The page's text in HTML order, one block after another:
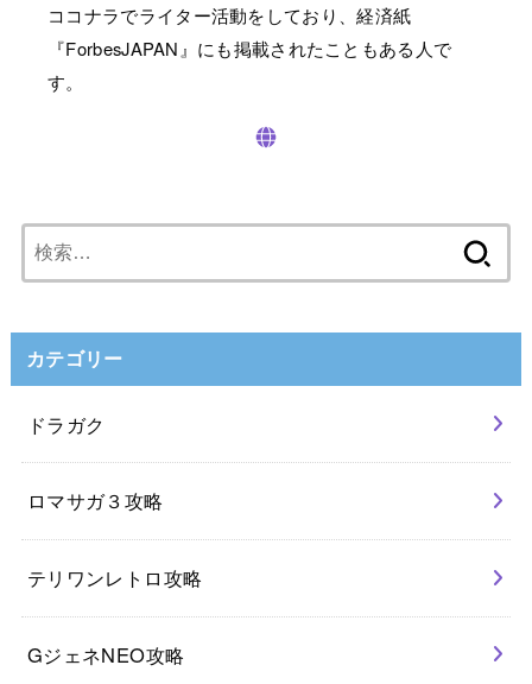
ココナラでライター活動をしており、経済紙
『ForbesJAPAN』にも掲載されたこともある人で
す。
索:
カテゴリー
ドラガク
ロマサガ３攻略
テリワンレトロ攻略
GジェネNEO攻略